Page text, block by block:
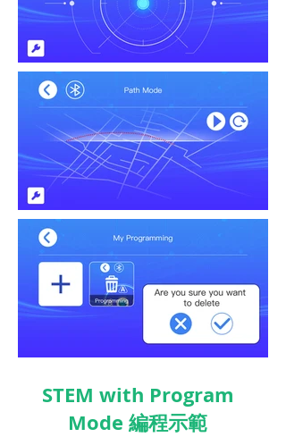
STEM with Program
Mode 編程示範